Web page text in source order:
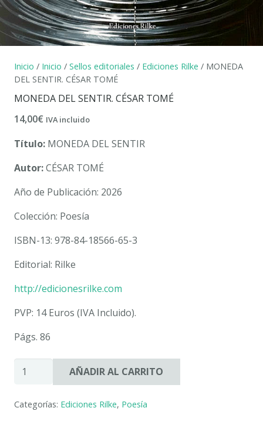
Inicio / Inicio / Sellos editoriales / Ediciones Rilke / MONEDA
DEL SENTIR. CÉSAR TOMÉ
MONEDA DEL SENTIR. CÉSAR TOMÉ
14,00€ IVA incluido
Título: MONEDA DEL SENTIR
Autor:CÉSAR TOMÉ
Año de Publicación: 2026
Colección: Poesía
ISBN-13: 978-84-18566-65-3
Editorial: Rilke
http://edicionesrilke.com
PVP: 14 Euros (IVA Incluido).
Págs. 86
MONEDA
CÉSAR
AÑADIR AL CARRITO
Categorías: Ediciones Rilke, Poesía